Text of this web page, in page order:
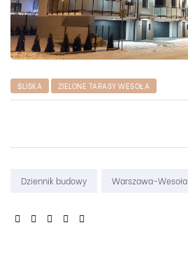
ŚLISKA ZIELONE TARASY WESOŁA
Tags:
Dziennik budowy Warszawa-Wesoła
SHARE: